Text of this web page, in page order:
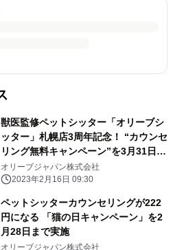
獣医監修ペットシッター「オリーブシ
ッター」札幌店3周年記念！ “カウンセ
リング無料キャンペーン”を3月31日ま
で実施
オリーブジャパン株式会社
2023年2月16日 09:30
ペットシッターカウンセリングが222
円になる 「猫の日キャンペーン」を2
月28日まで実施
オリーブジャパン株式会社